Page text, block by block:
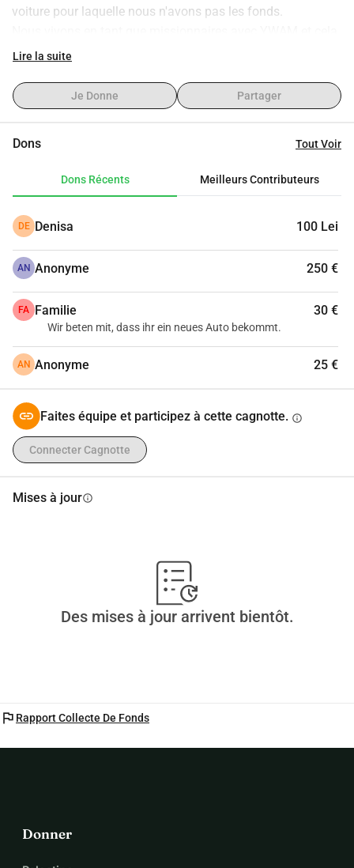
voiture pour laquelle nous n'avons pas les fonds.
n'est possible que grâce aux dons et au soutien financier.
missionnaires et les besoins familiaux. Nous sommes une
famille de six, nos enfants ont 11, 7, 7 et 1 an.
qui nous servira pour les prochaines années ? Ce serait
Lire la suite
Je Donne Partager
Dons Tout Voir
Dons Récents Meilleurs Contributeurs
DE Denisa 100 Lei
AN Anonyme 250 €
FA Familie 30 €
Wir beten mit, dass ihr ein neues Auto bekommt.
AN Anonyme 25 €
Faites équipe et participez à cette cagnotte. info
Connecter Cagnotte
Mises à jourinfo
Des mises à jour arrivent bientôt.
flag Rapport Collecte De Fonds
Donner